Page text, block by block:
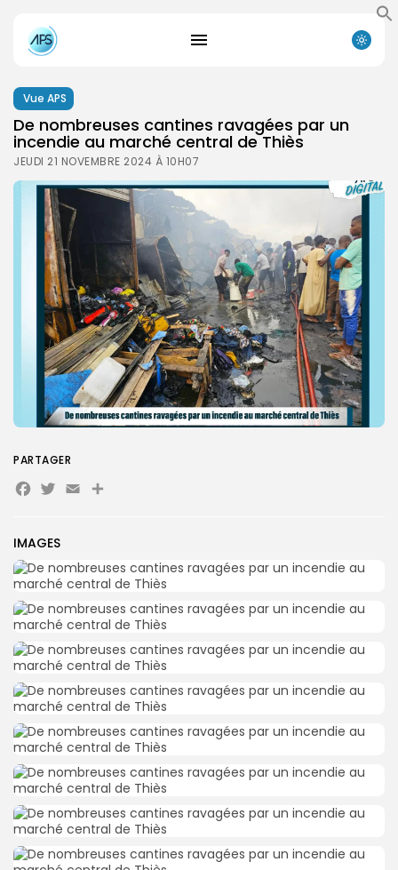
FR
Vue APS
De nombreuses cantines ravagées par un
incendie au marché central de Thiès
JEUDI 21 NOVEMBRE 2024 À 10H07
IMAGES
PARTAGER
Facebook
Twitter
EmailPartager